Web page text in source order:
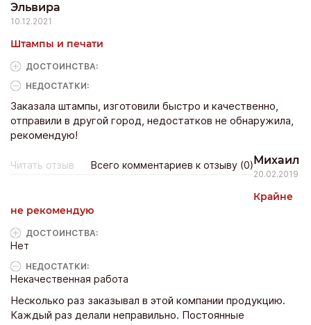
Эльвира
10.12.2021
Штампы и печати
ДОСТОИНCТВА:
НЕДОСТАТКИ:
Заказала штампы, изготовили быстро и качественно,
отправили в другой город, недостатков не обнаружила,
рекомендую!
Читать отзыв Всего комментариев к отзыву (0)Михаил
20.02.2019
Крайне
не рекомендую
ДОСТОИНCТВА:
Нет
НЕДОСТАТКИ:
Некачественная работа
Несколько раз заказывал в этой компании продукцию.
Каждый раз делали неправильно. Постоянные